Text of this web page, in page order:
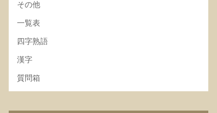
その他
一覧表
四字熟語
漢字
質問箱